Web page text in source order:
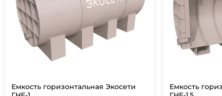
Емкость горизонтальная Экосети
Емкость